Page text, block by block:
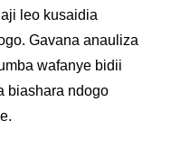
leo kusaidia
Gavana anauliza
wafanye bidii
biashara ndogo